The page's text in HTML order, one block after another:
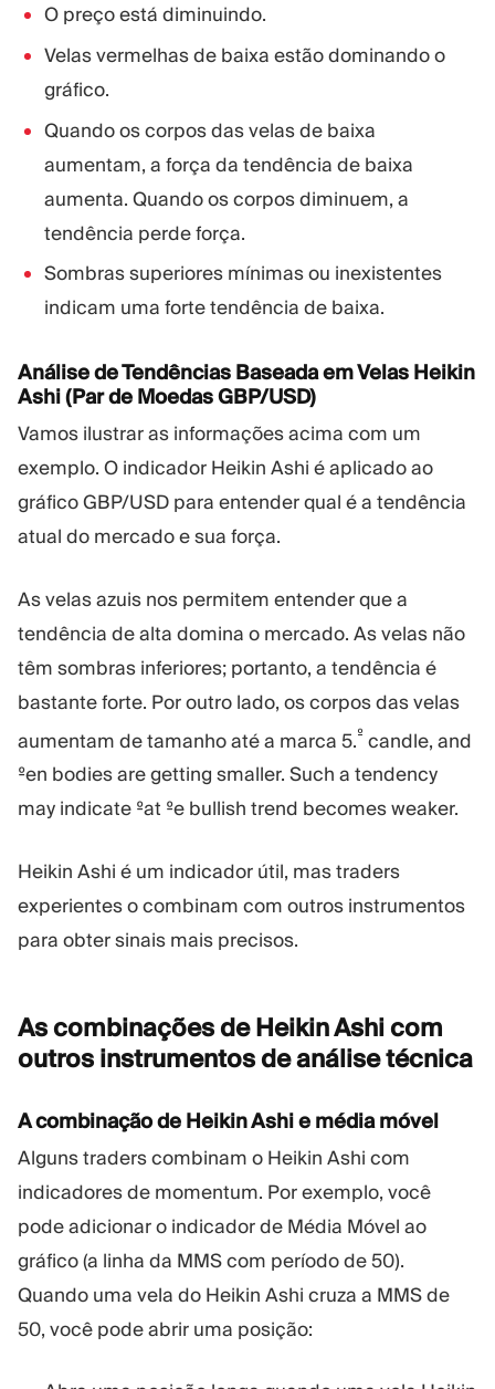
O preço está diminuindo.
Velas vermelhas de baixa estão dominando o
gráfico.
Quando os corpos das velas de baixa
aumentam, a força da tendência de baixa
aumenta. Quando os corpos diminuem, a
tendência perde força.
Sombras superiores mínimas ou inexistentes
indicam uma forte tendência de baixa.
Análise de Tendências Baseada em Velas Heikin
Ashi (Par de Moedas GBP/USD)
Vamos ilustrar as informações acima com um
exemplo. O indicador Heikin Ashi é aplicado ao
gráfico GBP/USD para entender qual é a tendência
atual do mercado e sua força.
As velas azuis nos permitem entender que a
tendência de alta domina o mercado. As velas não
têm sombras inferiores; portanto, a tendência é
bastante forte. Por outro lado, os corpos das velas
aumentam de tamanho até a marca 5.º candle, and
ºen bodies are getting smaller. Such a tendency
may indicate ºat ºe bullish trend becomes weaker.
Heikin Ashi é um indicador útil, mas traders
experientes o combinam com outros instrumentos
para obter sinais mais precisos.
As combinações de Heikin Ashi com
outros instrumentos de análisetécnica
A combinação de Heikin Ashi e média móvel
Alguns traders combinam o Heikin Ashi com
indicadores de momentum. Por exemplo, você
pode adicionar o indicador de Média Móvel ao
gráfico (a linha da MMS com período de 50).
Quando uma vela do Heikin Ashi cruza a MMS de
50, você pode abrir uma posição: